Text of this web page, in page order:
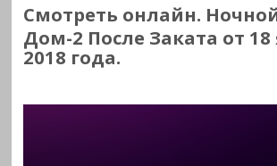
Смотреть онлайн.
Дом-2 После Заката от 18
2018 года.